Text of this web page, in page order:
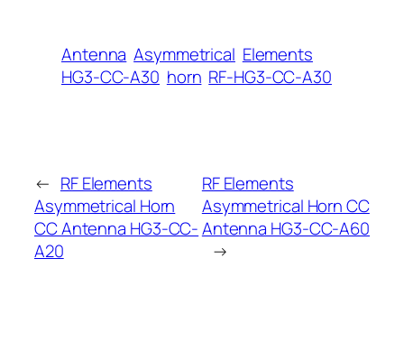
Antenna Asymmetrical Elements
HG3-CC-A30 horn RF-HG3-CC-A30
← RF Elements
Asymmetrical Horn
CC Antenna HG3-CC-
A20
RF Elements
Asymmetrical Horn CC
Antenna HG3-CC-A60
→